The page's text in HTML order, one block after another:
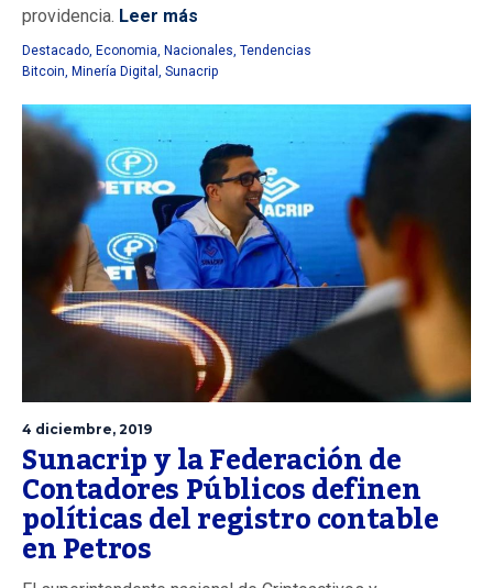
providencia. Leer más
Destacado Economia Nacionales Tendencias
Bitcoin Minería Digital Sunacrip
4 diciembre, 2019
Sunacrip y la Federación de
Contadores Públicos definen
políticas del registro contable
en Petros